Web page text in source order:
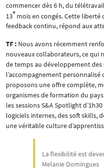
commencer dès 6 h, du
13e mois en congés. Cette liberté
feedback continu, répond aux
TF : Nous avons récemment
nouveaux collaborateurs, ce qui
de temps au développement
l’accompagnement
proposons une offre complète,
organismes de formation du
les sessions S&A Spotlight
logiciels internes, des soft skills,
une véritable culture
La flexibilité est
Melanie Domingues